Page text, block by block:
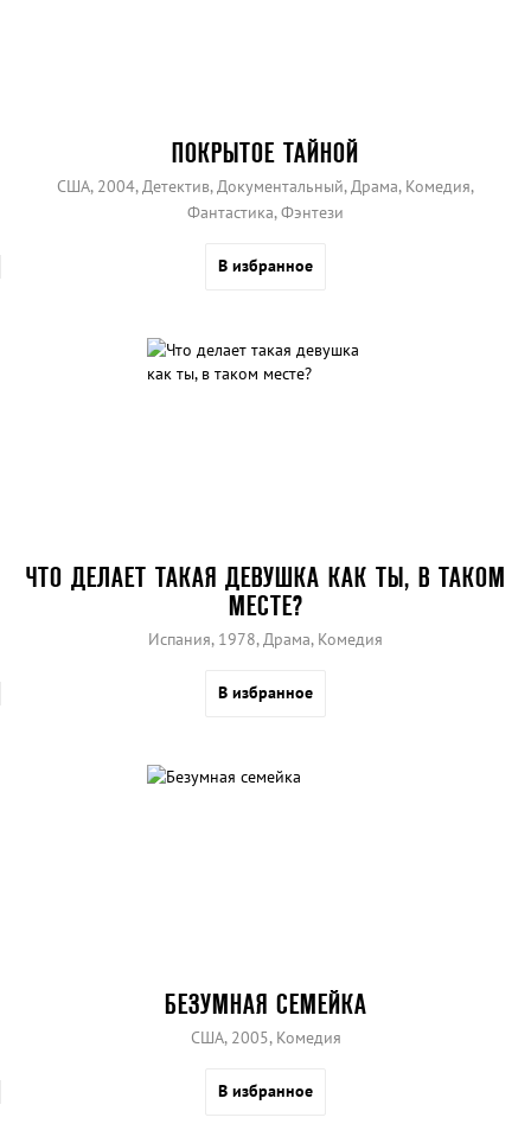
ПОКРЫТОЕ ТАЙНОЙ
США, 2004, Детектив, Документальный, Драма, Комедия,
Фантастика, Фэнтези
В избранное
ЧТО ДЕЛАЕТ ТАКАЯ ДЕВУШКА КАК ТЫ, В ТАКОМ
МЕСТЕ?
Испания, 1978, Драма, Комедия
В избранное
БЕЗУМНАЯ СЕМЕЙКА
США, 2005, Комедия
В избранное